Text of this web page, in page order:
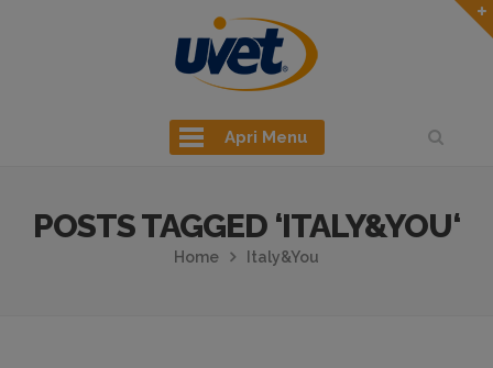
Apri Menu
POSTS TAGGED ‘ITALY&YOU‘
Home Italy&You